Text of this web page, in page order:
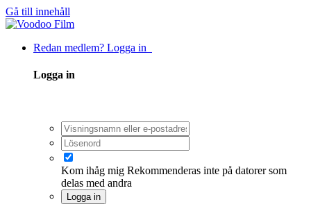
Gå till innehåll
Redan medlem? Logga in
Logga in
Kom ihåg mig Rekommenderas inte på datorer som
delas med andra
Logga in